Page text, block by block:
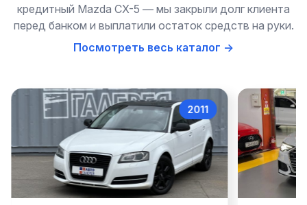
кредитный Mazda CX-5 — мы закрыли долг клиента
перед банком и выплатили остаток средств на руки.
Посмотреть весь каталог →
Audi A3
2011